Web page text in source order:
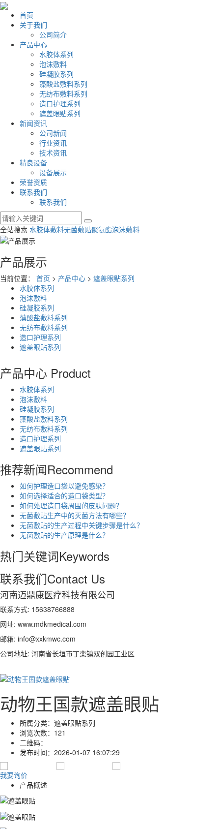
首页
关于我们
公司简介
产品中心
水胶体系列
泡沫敷料
硅凝胶系列
藻酸盐敷料系列
无纺布敷料系列
造口护理系列
遮盖眼贴系列
新闻资讯
公司新闻
行业资讯
技术资讯
精良设备
设备展示
荣誉资质
联系我们
联系我们
全站搜索 水胶体敷料无菌敷贴聚氨酯泡沫敷料
产品展示
当前位置： 首页 > 产品中心 > 遮盖眼贴系列
水胶体系列
泡沫敷料
硅凝胶系列
藻酸盐敷料系列
无纺布敷料系列
造口护理系列
遮盖眼贴系列
产品中心 Product
水胶体系列
泡沫敷料
硅凝胶系列
藻酸盐敷料系列
无纺布敷料系列
造口护理系列
遮盖眼贴系列
推荐新闻Recommend
如何护理造口袋以避免感染？
如何选择适合的造口袋类型？
如何处理造口袋周围的皮肤问题？
无菌敷贴生产中的灭菌方法有哪些？
无菌敷贴的生产过程中关键步骤是什么？
无菌敷贴的生产原理是什么？
热门关键词Keywords
联系我们Contact Us
河南迈鼎康医疗科技有限公司
联系方式: 15638766888
网址: www.mdkmedical.com
邮箱: info@xxkmwc.com
公司地址: 河南省长垣市丁栾镇双创园工业区
动物王国款遮盖眼贴
所属分类： 遮盖眼贴系列
浏览次数： 121
二维码：
发布时间： 2026-01-07 16:07:29
我要询价
产品概述